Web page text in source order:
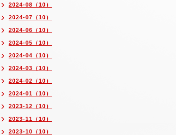
2024-08（10）
2024-07（10）
2024-06（10）
2024-05（10）
2024-04（10）
2024-03（10）
2024-02（10）
2024-01（10）
2023-12（10）
2023-11（10）
2023-10（10）